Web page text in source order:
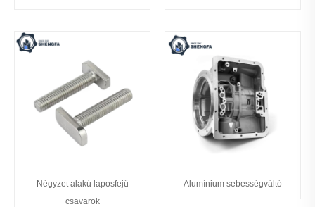
Négyzet alakú laposfejű
csavarok
Alumínium sebességváltó